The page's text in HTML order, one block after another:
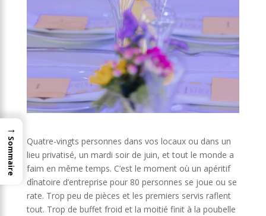
Quatre-vingts personnes dans vos locaux ou dans un
lieu privatisé, un mardi soir de juin, et tout le monde a
faim en même temps. C’est le moment où un apéritif
dînatoire d’entreprise pour 80 personnes se joue ou se
rate. Trop peu de pièces et les premiers servis raflent
tout. Trop de buffet froid et la moitié finit à la poubelle
→
Sommaire